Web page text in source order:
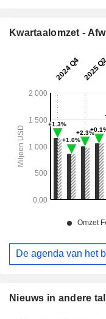
Nieuws in andere
Kwartaalomzet -
De agenda van het